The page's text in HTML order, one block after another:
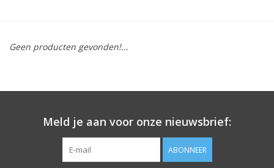
Geen producten gevonden!...
Meld je aan voor onze nieuwsbrief:
ABONNEER